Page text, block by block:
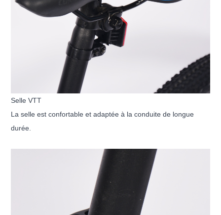
Selle VTT
La selle est confortable et adaptée à la conduite de longue
durée.